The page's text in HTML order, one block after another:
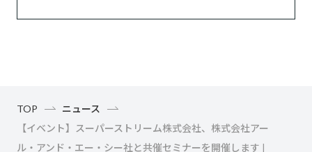
TOP
ニュース
【イベント】スーパーストリーム株式会社、株式会社アー
ル・アンド・エー・シー社と共催セミナーを開催します |